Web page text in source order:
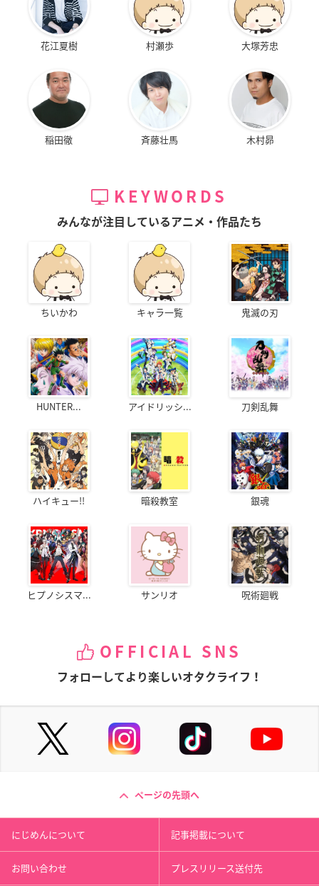
花江夏樹 村瀬歩 大塚芳忠
稲田徹 斉藤壮馬 木村昴
KEYWORDS
みんなが注目しているアニメ・作品たち
ちいかわ キャラ一覧 鬼滅の刃
HUNTER... アイドリッシ... 刀剣乱舞
ハイキュー!! 暗殺教室 銀魂
ヒプノシスマ... サンリオ 呪術廻戦
OFFICIAL SNS
フォローしてより楽しいオタクライフ！
ページの先頭へ
にじめんについて 記事掲載について
お問い合わせ プレスリリース送付先